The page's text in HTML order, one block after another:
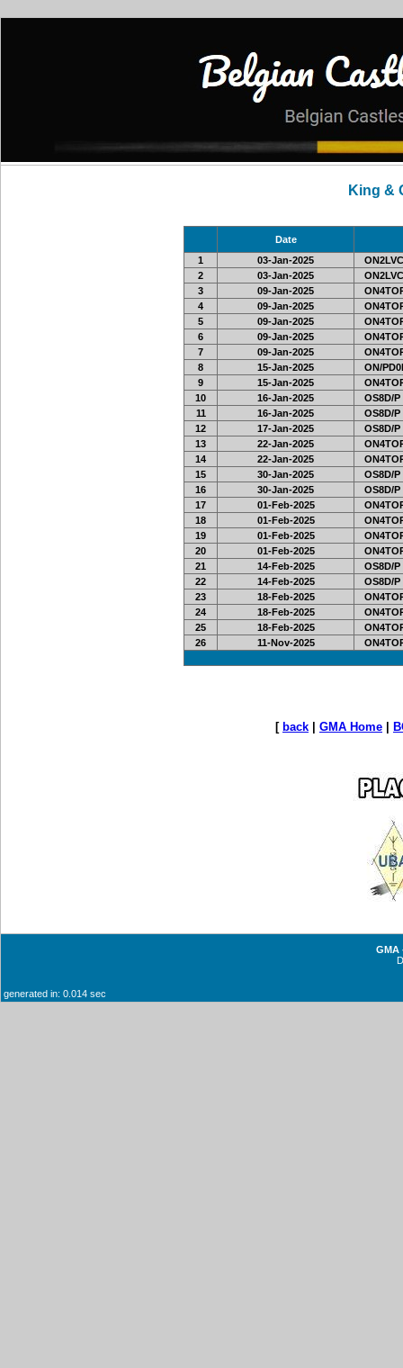
King &
Date
1
03-Jan-2025
2
03-Jan-2025
3
09-Jan-2025
4
09-Jan-2025
5
09-Jan-2025
6
09-Jan-2025
7
09-Jan-2025
8
15-Jan-2025
ON/
9
15-Jan-2025
10
16-Jan-2025
OS8D/P
11
16-Jan-2025
OS8D/P
12
17-Jan-2025
OS8D/P
13
22-Jan-2025
14
22-Jan-2025
15
30-Jan-2025
OS8D/P
16
30-Jan-2025
OS8D/P
17
01-Feb-2025
18
01-Feb-2025
19
01-Feb-2025
20
01-Feb-2025
21
14-Feb-2025
OS8D/P
22
14-Feb-2025
OS8D/P
23
18-Feb-2025
24
18-Feb-2025
25
18-Feb-2025
26
11-Nov-2025
[ back GMA Home
GMA
generated in: 0.014 sec